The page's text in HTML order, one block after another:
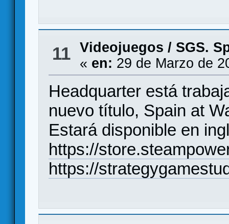
11 Videojuegos / SGS.
« en: 29 de Marzo de
Headquarter está
nuevo título, Spain at
Estará disponible en
https://
https://